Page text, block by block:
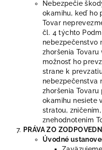
Nebezpečie
okamihu, keď ho
Tovar
čl. 4 týchto
nebezpečenstvo
zhoršenia
možnosť ho
strane k
nebezpečenstva
zhoršenia
okamihu nesiete
stratou,
znehodnotením
PRÁVA ZO
Úvodné